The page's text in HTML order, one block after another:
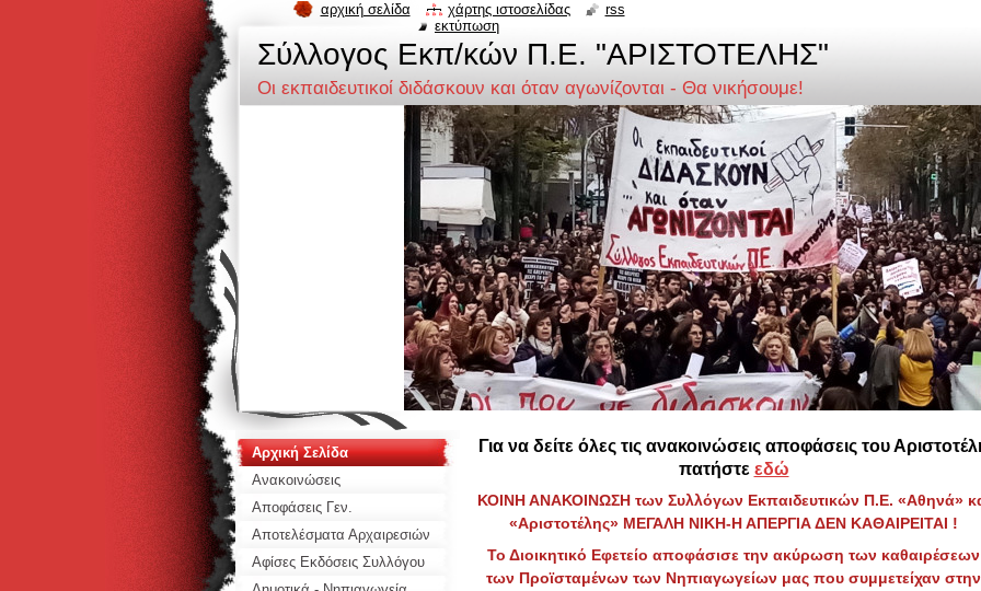
Σύλλογος Eκπ/κών Π.Ε. "ΑΡΙΣΤΟΤΕΛΗΣ"
Οι εκπαιδευτικοί διδάσκουν και όταν αγωνίζονται - Θα νικήσουμε!
Για να δείτε όλες τις ανακοινώσεις αποφάσεις του
πατήστε εδώ
ΚΟΙΝΗ ΑΝΑΚΟΙΝΩΣΗ των Συλλόγων Εκπαιδευτικών Π.Ε. «Αθηνά»
«Αριστοτέλης» ΜΕΓΑΛΗ ΝΙΚΗ-Η ΑΠΕΡΓΙΑ ΔΕΝ ΚΑΘΑΙΡΕΙΤΑΙ !
Το Διοικητικό Εφετείο αποφάσισε την ακύρωση των καθαιρέσεων
των Προϊσταμένων των Νηπιαγωγείων μας που συμμετείχαν στην
Αρχική Σελίδα
Ανακοινώσεις
Αποφάσεις Γεν.
Συνελεύσεων
Αποτελέσματα Αρχαιρεσιών
Αφίσες Εκδόσεις Συλλόγου
αρχική σελίδα χάρτης ιστοσελίδας
rss
εκτύπωση